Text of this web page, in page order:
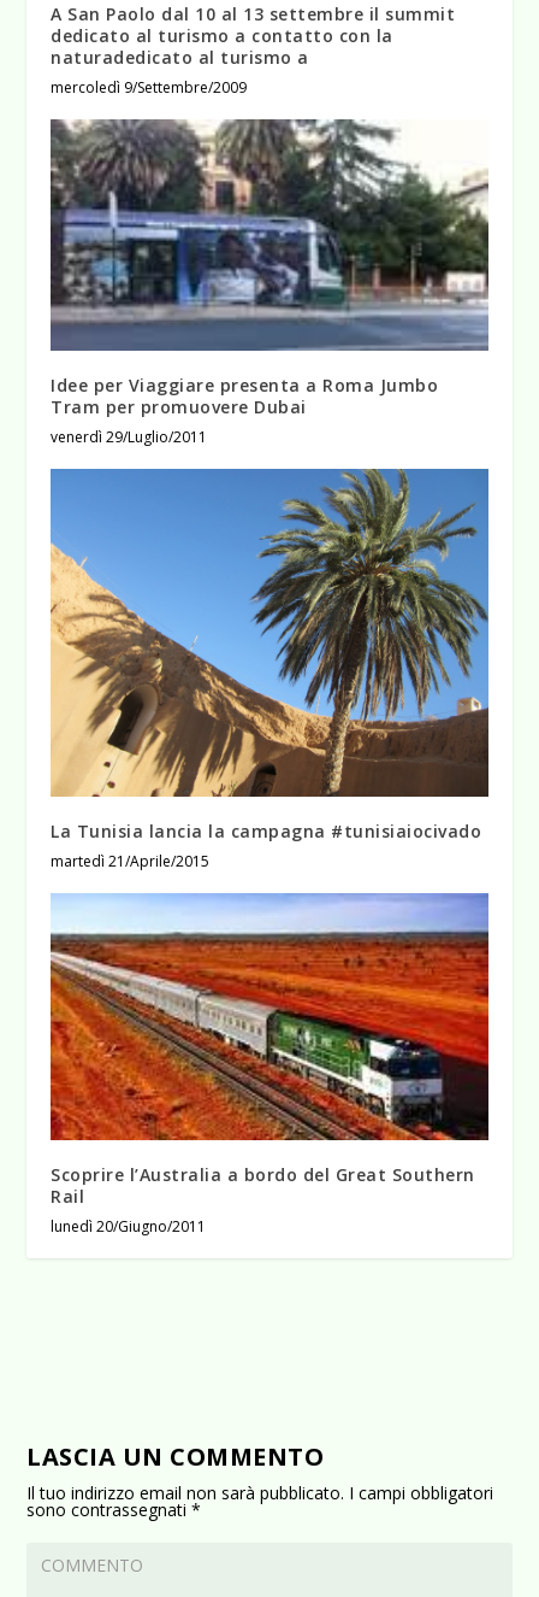
A San Paolo dal 10 al 13 settembre il summit
dedicato al turismo a contatto con la
naturadedicato al turismo a
mercoledì 9/Settembre/2009
Idee per Viaggiare presenta a Roma Jumbo
Tram per promuovere Dubai
venerdì 29/Luglio/2011
La Tunisia lancia la campagna #tunisiaiocivado
martedì 21/Aprile/2015
Scoprire l’Australia a bordo del Great Southern
Rail
lunedì 20/Giugno/2011
LASCIA UN COMMENTO
Il tuo indirizzo email non sarà pubblicato. I campi obbligatori
sono contrassegnati*